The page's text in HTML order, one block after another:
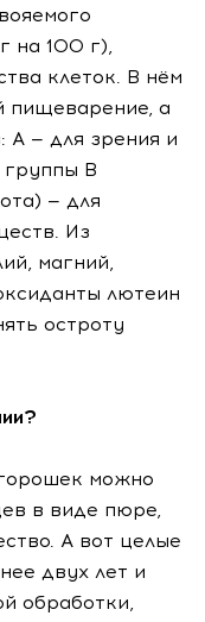
на 100 г),
клеток. В нём
пищеварение, а
А — для зрения и
группы В
— для
Из
магний,
лютеин
остроту
можно
в виде пюре,
А вот целые
двух лет и
обработки,